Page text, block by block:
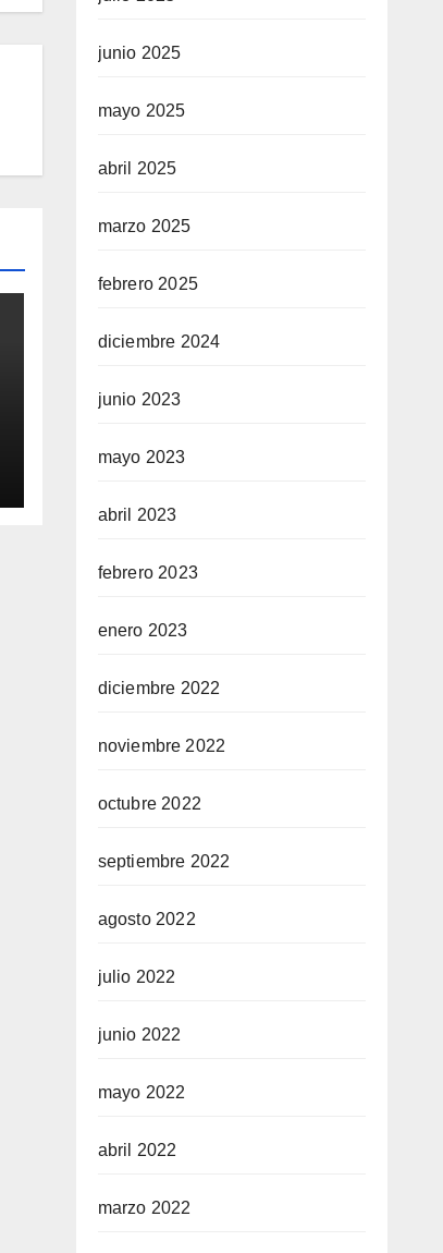
junio 2025
mayo 2025
abril 2025
marzo 2025
febrero 2025
diciembre 2024
junio 2023
mayo 2023
abril 2023
febrero 2023
enero 2023
diciembre 2022
noviembre 2022
octubre 2022
septiembre 2022
agosto 2022
julio 2022
junio 2022
mayo 2022
abril 2022
marzo 2022